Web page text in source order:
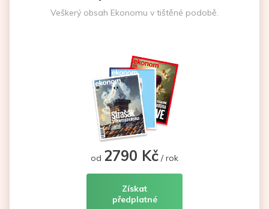
Veškerý obsah Ekonomu v tištěné podobě.
od 2790 Kč / rok
Získat
předplatné